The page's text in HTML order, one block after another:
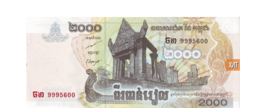
ХИТ